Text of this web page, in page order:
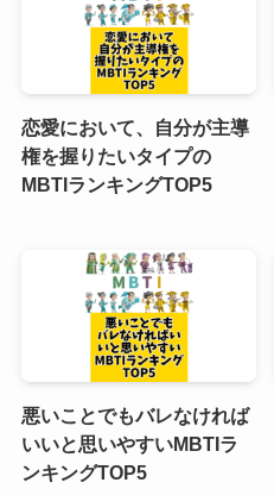
恋愛において、自分が主導
権を握りたいタイプの
MBTIランキングTOP5
悪いことでもバレなければ
いいと思いやすいMBTIラ
ンキングTOP5